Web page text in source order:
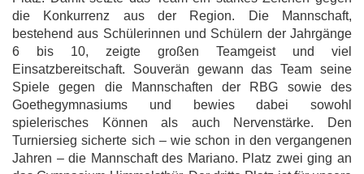
die Konkurrenz aus der Region. Die Mannschaft,
bestehend aus Schülerinnen und Schülern der Jahrgänge
6 bis 10, zeigte großen Teamgeist und viel
Einsatzbereitschaft. Souverän gewann das Team seine
Spiele gegen die Mannschaften der RBG sowie des
Goethegymnasiums und bewies dabei sowohl
spielerisches Können als auch Nervenstärke. Den
Turniersieg sicherte sich – wie schon in den vergangenen
Jahren – die Mannschaft des Mariano. Platz zwei ging an